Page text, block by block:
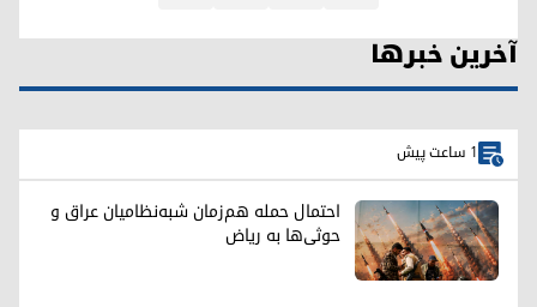
آخرین خبرها
1 ساعت پیش
احتمال حمله هم‌زمان شبه‌نظامیان عراق و
حوثی‌ها به ریاض